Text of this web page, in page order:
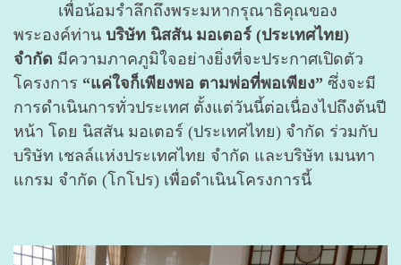
เพื่อน้อมรำลึกถึงพระมหากรุณาธิคุณของ
พระองค์ท่าน บริษัท นิสสัน มอเตอร์ (ประเทศไทย)
จำกัด มีความภาคภูมิใจอย่างยิ่งที่จะประกาศเปิดตัว
โครงการ “แค่ใจก็เพียงพอ ตามพ่อที่พอเพียง” ซึ่งจะมี
การดำเนินการทั่วประเทศ ตั้งแต่วันนี้ต่อเนื่องไปถึงต้นปี
หน้า โดย นิสสัน มอเตอร์ (ประเทศไทย) จำกัด ร่วมกับ
บริษัท เชลล์แห่งประเทศไทย จำกัด และบริษัท เมนทา
แกรม จำกัด (โกโปร) เพื่อดำเนินโครงการนี้